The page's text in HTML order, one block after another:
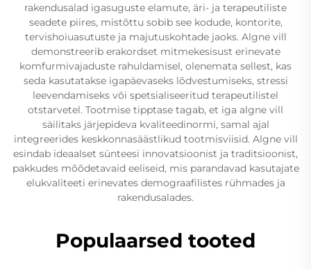
rakendusalad igasuguste elamute, äri- ja terapeutiliste
seadete piires, mistõttu sobib see kodude, kontorite,
tervishoiuasutuste ja majutuskohtade jaoks. Algne vill
demonstreerib erakordset mitmekesisust erinevate
komfurmivajaduste rahuldamisel, olenemata sellest, kas
seda kasutatakse igapäevaseks lõdvestumiseks, stressi
leevendamiseks või spetsialiseeritud terapeutilistel
otstarvetel. Tootmise tipptase tagab, et iga algne vill
säilitaks järjepideva kvaliteedinormi, samal ajal
integreerides keskkonnasäästlikud tootmisviisid. Algne vill
esindab ideaalset sünteesi innovatsioonist ja traditsioonist,
pakkudes mõõdetavaid eeliseid, mis parandavad kasutajate
elukvaliteeti erinevates demograafilistes rühmades ja
rakendusalades.
Populaarsed tooted